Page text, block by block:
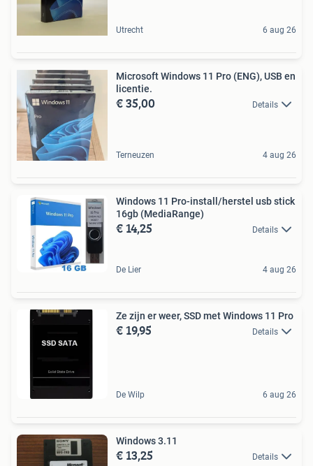
Utrecht 6 aug 26
Microsoft Windows 11 Pro (ENG), USB en
licentie.
€ 35,00 Details
Terneuzen 4 aug 26
Windows 11 Pro-install/herstel usb stick
16gb (MediaRange)
€ 14,25 Details
De Lier 4 aug 26
Ze zijn er weer, SSD met Windows 11 Pro
€ 19,95 Details
De Wilp 6 aug 26
Windows 3.11
€ 13,25 Details